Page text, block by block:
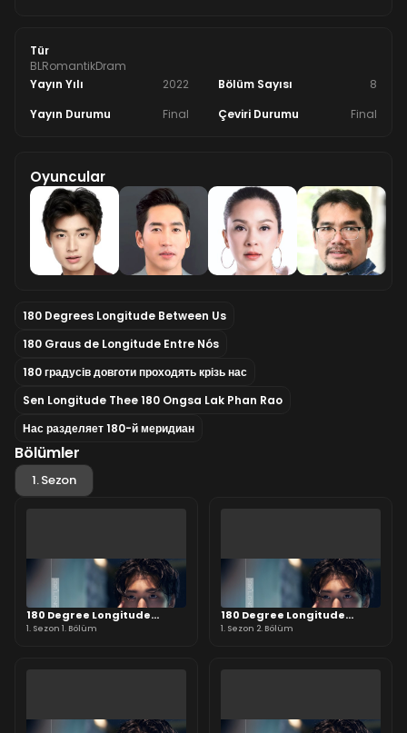
Tür
BLRomantikDram
Yayın Yılı
2022 Bölüm Sayısı
8
Yayın Durumu
Final Çeviri Durumu Final
Oyuncular
180 Degrees Longitude Between Us
180 Graus de Longitude Entre Nós
180 градусів довготи проходять крізь нас
Sen Longitude Thee 180 Ongsa Lak Phan Rao
Нас разделяет 180-й меридиан
Bölümler
1. Sezon
180 Degree Longitude
Passes Through Us
1. Sezon 1. Bölüm
180 Degree Longitude
Passes Through Us
1. Sezon 2. Bölüm